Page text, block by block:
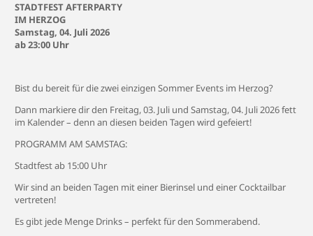
STADTFEST AFTERPARTY
IM HERZOG
Samstag, 04. Juli 2026
ab 23:00 Uhr
Bist du bereit für die zwei einzigen Sommer Events im Herzog?
Dann markiere dir den Freitag, 03. Juli und Samstag, 04. Juli 2026 fett
im Kalender – denn an diesen beiden Tagen wird gefeiert!
PROGRAMM AM SAMSTAG:
Stadtfest ab 15:00 Uhr
Wir sind an beiden Tagen mit einer Bierinsel und einer Cocktailbar
vertreten!
Es gibt jede Menge Drinks – perfekt für den Sommerabend.